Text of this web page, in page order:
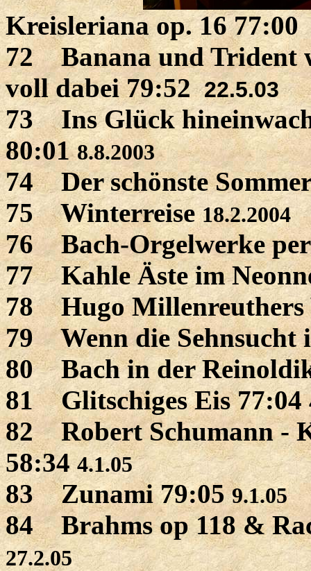
Kreisleriana op. 16 77:00
72 Banana und Trident
voll dabei 79:5222.5.03
73 Ins Glück
80:018.8.2003
74 Der schönste
75 Winterreise18.2.2004
76 Bach-Orgelwerke
77 Kahle Äste im
78 Hugo Millenreuthers
79 Wenn die Sehnsucht
80 Bach in der
81 Glitschiges Eis 77:04
82 Robert Schumann -
58:344.1.05
83 Zunami 79:059.1.05
84 Brahms op 118 &
27.2.05